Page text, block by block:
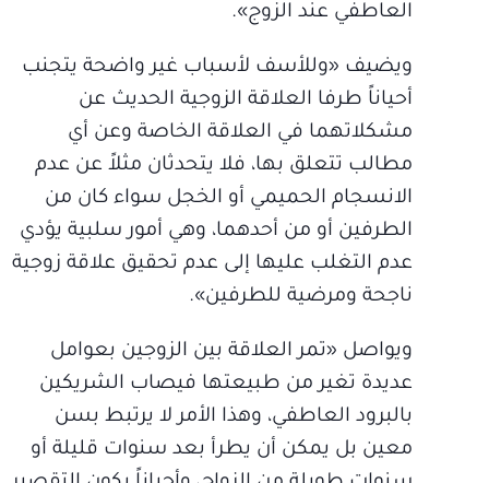
العاطفي عند الزوج».
ويضيف «وللأسف لأسباب غير واضحة يتجنب
أحياناً طرفا العلاقة الزوجية الحديث عن
مشكلاتهما في العلاقة الخاصة وعن أي
مطالب تتعلق بها، فلا يتحدثان مثلاً عن عدم
الانسجام الحميمي أو الخجل سواء كان من
الطرفين أو من أحدهما، وهي أمور سلبية يؤدي
عدم التغلب عليها إلى عدم تحقيق علاقة زوجية
ناجحة ومرضية للطرفين».
ويواصل «تمر العلاقة بين الزوجين بعوامل
عديدة تغير من طبيعتها فيصاب الشريكين
بالبرود العاطفي، وهذا الأمر لا يرتبط بسن
معين بل يمكن أن يطرأ بعد سنوات قليلة أو